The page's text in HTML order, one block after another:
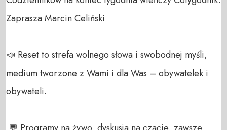
Zaprasza Marcin Celiński
📣 Reset to strefa wolnego słowa i swobodnej myśli,
medium tworzone z Wami i dla Was – obywatelek i
obywateli.